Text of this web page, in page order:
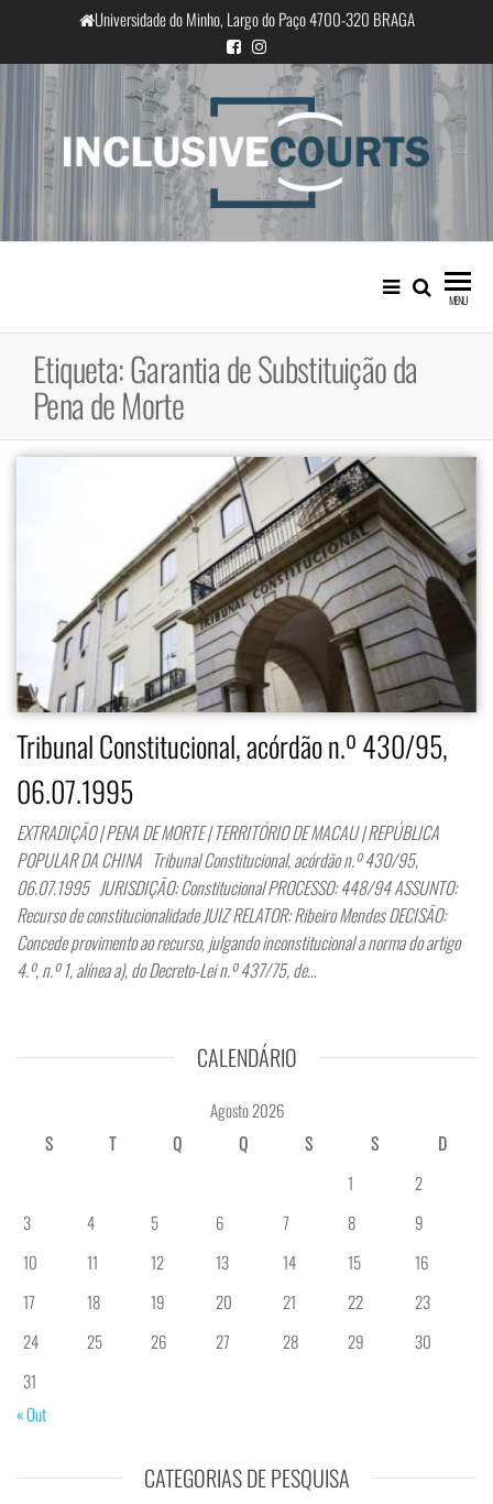
o
conteúdo
Universidade do Minho, Largo do Paço 4700-320 BRAGA
InclusiveCourts
Igualdade e diferença cultural na
prática judicial portuguesa
MENU
Etiqueta:Garantia de Substituição da
Pena de Morte
Tribunal Constitucional, acórdão n.º 430/95,
06.07.1995
EXTRADIÇÃO | PENA DE MORTE | TERRITÓRIO DE MACAU | REPÚBLICA
POPULAR DA CHINA Tribunal Constitucional, acórdão n.º 430/95,
06.07.1995 JURISDIÇÃO: Constitucional PROCESSO: 448/94 ASSUNTO:
Recurso de constitucionalidade JUIZ RELATOR: Ribeiro Mendes DECISÃO:
Concede provimento ao recurso, julgando inconstitucional a norma do artigo
4.º, n.º 1, alínea a), do Decreto-Lei n.º 437/75, de…
CALENDÁRIO
Agosto 2026
S
T Q Q S S
D
1
2
3
4 5 6 7 8
9
10
11 12 13 14 15
16
17
18 19 20 21 22
23
24
25 26 27 28 29
30
31
« Out
CATEGORIAS DE PESQUISA